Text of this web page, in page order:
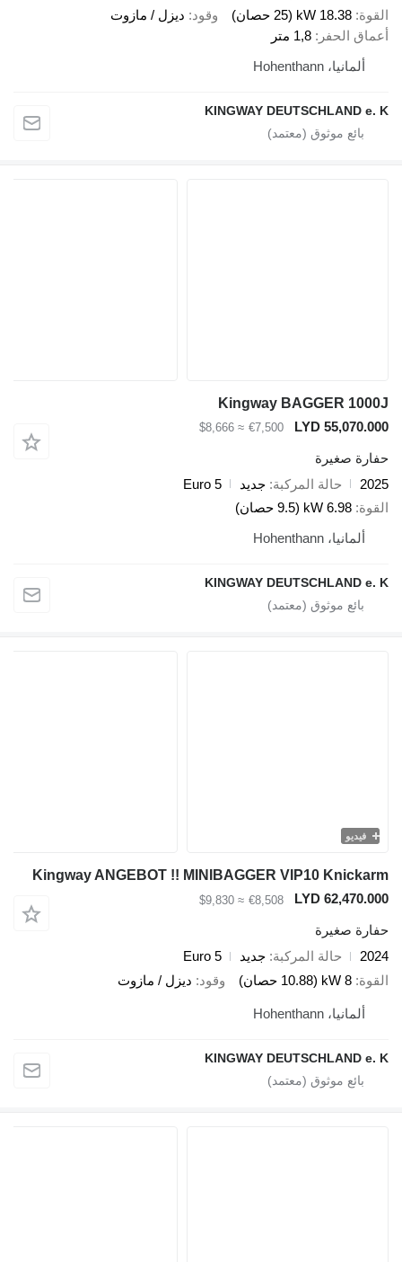
18.38 kW (25 حصان)
وقود ديزل / مازوت
1,8 متر
KINGWAY
Kingway BAGGER
LYD
€7,500
حالة المركبة جديد
Euro 5
6.98 kW (9.5 حصان)
KINGWAY
Kingway ANGEBOT !! MINIBAGGER VIP10
LYD
€8,508
حالة المركبة جديد
Euro 5
وقود ديزل / مازوت
KINGWAY